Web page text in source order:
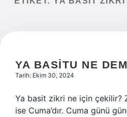
YA BASITU NE
Tarih: Ekim 30, 2024
Ya basit zikri ne için çekilir?
ise Cuma’dır. Cuma günü